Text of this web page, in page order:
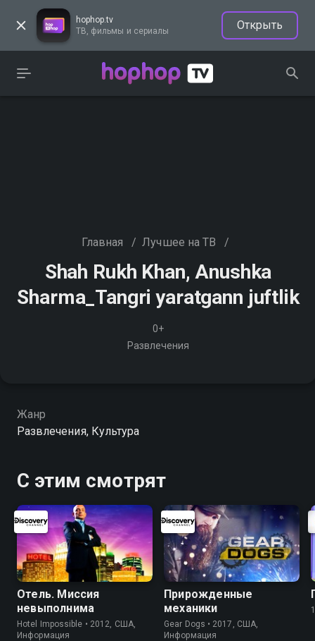
hophop.tv
ТВ, фильмы и сериалы
Открыть
Главная / Лучшее на ТВ /
Shah Rukh Khan, Anushka
Sharma_Tangri yaratgann juftlik
0+
Развлечения
Жанр
Развлечения, Культура
С этим смотрят
Отель. Миссия
невыполнима
Hotel Impossible • 2012, США,
Информация
Прирожденные
механики
Gear Dogs • 2017, США,
Информация